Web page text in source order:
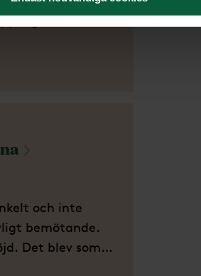
och inte
bemötande.
Det blev som